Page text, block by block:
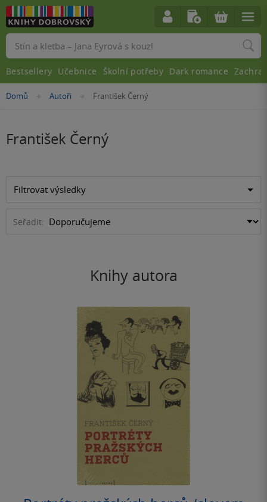
Nacházíte
Domů »Autoři »František Černý
František Černý
Filtrovat výsledky
Seřadit:
Knihy autora
Vyhledávání
Bestsellery Učebnice Školní potřeby Dark romance